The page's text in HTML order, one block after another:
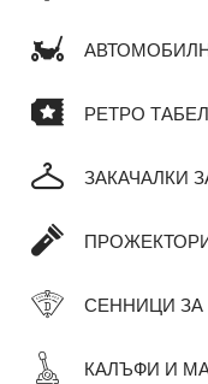
РЕТРО
ЗАКАЧАЛКИ
СЕННИЦИ ЗА
КАЛЪФИ И